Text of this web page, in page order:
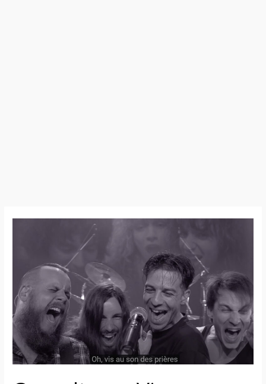
son
des
prières »,
une
reprise
de